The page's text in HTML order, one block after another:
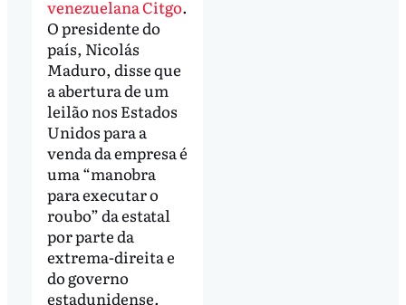
venezuelana Citgo.
O presidente do
país, Nicolás
Maduro, disse que
a abertura de um
leilão nos Estados
Unidos para a
venda da empresa é
uma “manobra
para executar o
roubo” da estatal
por parte da
extrema-direita e
do governo
estadunidense.